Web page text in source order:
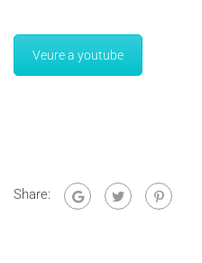
Veure a youtube
Share: